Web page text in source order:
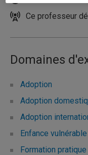
Ce professeur
Domaines
Adoption
Adoption
Adoption
Enfance vulnérable
Formation pratique